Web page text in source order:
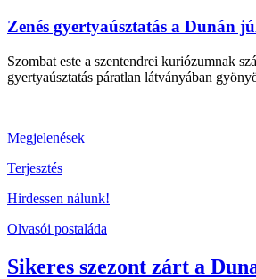
Zenés gyertyaúsztatás a Dunán
Szombat este a szentendrei kuriózumnak
gyertyaúsztatás páratlan látványában
Megjelenések
Terjesztés
Hirdessen nálunk!
Olvasói postaláda
Sikeres szezont zárt a